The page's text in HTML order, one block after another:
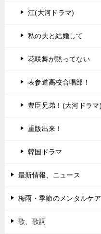
江(大河ドラマ)
私の夫と結婚して
花咲舞が黙ってない
表参道高校合唱部！
豊臣兄弟！(大河ドラマ)
重版出来！
韓国ドラマ
最新情報、ニュース
梅雨・季節のメンタルケア
歌、歌詞